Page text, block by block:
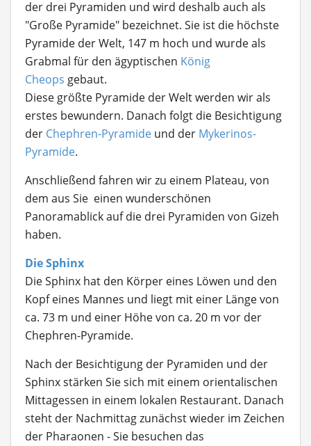
der drei Pyramiden und wird deshalb auch als
"Große Pyramide" bezeichnet. Sie ist die höchste
Pyramide der Welt, 147 m hoch und wurde als
Grabmal für den ägyptischen König
Cheops gebaut.
Diese größte Pyramide der Welt werden wir als
erstes bewundern. Danach folgt die Besichtigung
der Chephren-Pyramide und der Mykerinos-
Pyramide.
Anschließend fahren wir zu einem Plateau, von
dem aus Sie einen wunderschönen
Panoramablick auf die drei Pyramiden von Gizeh
haben.
Die Sphinx
Die Sphinx hat den Körper eines Löwen und den
Kopf eines Mannes und liegt mit einer Länge von
ca. 73 m und einer Höhe von ca. 20 m vor der
Chephren-Pyramide.
Nach der Besichtigung der Pyramiden und der
Sphinx stärken Sie sich mit einem orientalischen
Mittagessen in einem lokalen Restaurant. Danach
steht der Nachmittag zunächst wieder im Zeichen
der Pharaonen - Sie besuchen das